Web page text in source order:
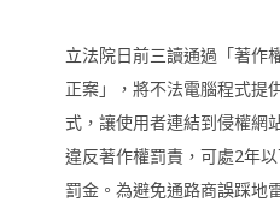
立法院日前三讀通過「著作
正案」，將不法電腦程式提
式，讓使用者連結到侵權網
違反著作權罰責，可處2年
罰金。為避免通路商誤踩地